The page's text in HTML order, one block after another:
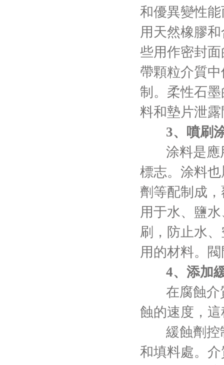
和優異變性
用天然橡膠
些用作密封
帶顆粒介質
制。柔性石
料和墊片泄
3、噴刷
涂料是應
標志。涂料
劑等配制成
用于水、鹽
刷，防止水
用的材料。
4、添加
在腐蝕介
蝕的速度，
緩蝕劑控
和填料處。